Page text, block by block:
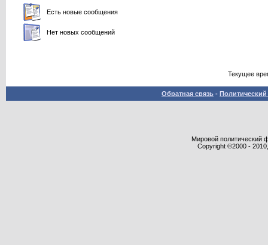
Есть новые сообщения
Нет новых сообщений
Текущее
Обратная связь -
Мировой политический
Copyright ©2000 -